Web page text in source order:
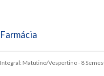
Farmácia
Integral: Matutino/Vespertino - 8